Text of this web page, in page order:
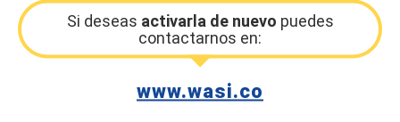
Si deseas activarla de nuevo puedes
contactarnos en:
www.wasi.co